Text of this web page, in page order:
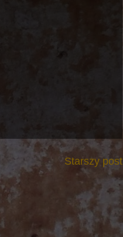
Starszy post